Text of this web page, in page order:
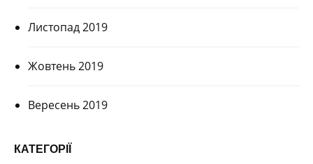
Листопад 2019
Жовтень 2019
Вересень 2019
КАТЕГОРІЇ